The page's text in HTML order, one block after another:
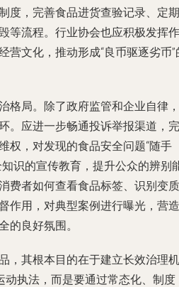
度，完善食品进货查验记录、定期
等流程。行业协会也应积极发挥作
营文化，推动形成“良币驱逐劣币”
格局。除了政府监管和企业自律，
。应进一步畅通投诉举报渠道，完
权，对发现的食品安全问题“随手
识的宣传教育，提升公众的辨别
费者如何查看食品标签、识别变质
作用，对典型案例进行曝光，营造
的良好氛围。
，其根本目的在于建立长效治理机
动执法，而是要通过常态化、制度